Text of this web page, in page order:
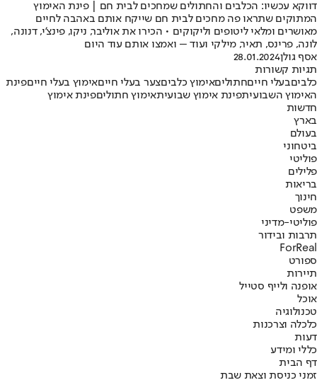
דווקא עכשיו: הכלבים והחתולים שמחכים לבית חם | פינת האימוץ
המתוקים שתראו פה מחכים לבית חם שייקח אותם באהבה לחיים
מאושרים ומלאי ליטופים וליקוקים • הכירו את אוליבר, ניקו, פינצ'י, דנונה,
לונה, פרינס, תאיר, מילקי ועוד – ואמצו אותם עוד היום
אסף גולן28.01.2024
תגיות קשורות
כלביםבעלי חייםחתוליםאימוץ כלביםצער בעלי חייםאימוץ בעלי חייםפינת
האימוץ השבועיתפינת אימוץ שבועיתאימוץ חתוליםפינת אימוץ
חדשות
בארץ
בעולם
ביטחוני
פוליטי
פלילים
בריאות
חינוך
משפט
פוליטי-מדיני
תרבות ובידור
ForReal
ספורט
תיירות
אופנה ולייף סטייל
אוכל
טכנולוגיה
כלכלה וצרכנות
דעות
כללי ומידע
דף הבית
זמני כניסת וצאת שבת